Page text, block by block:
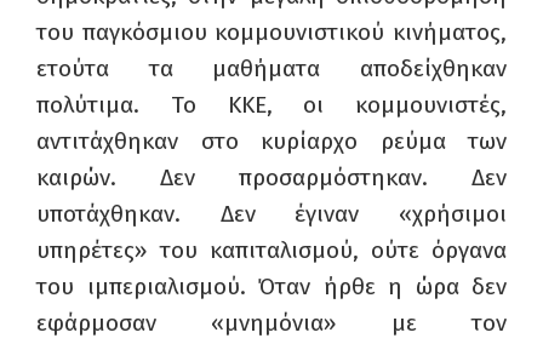
του παγκόσμιου κομμουνιστικού κινήματος,
ετούτα τα μαθήματα αποδείχθηκαν
πολύτιμα. Το ΚΚΕ, οι κομμουνιστές,
αντιτάχθηκαν στο κυρίαρχο ρεύμα των
καιρών. Δεν προσαρμόστηκαν. Δεν
υποτάχθηκαν. Δεν έγιναν «χρήσιμοι
υπηρέτες» του καπιταλισμού, ούτε όργανα
του ιμπεριαλισμού. Όταν ήρθε η ώρα δεν
εφάρμοσαν «μνημόνια» με τον